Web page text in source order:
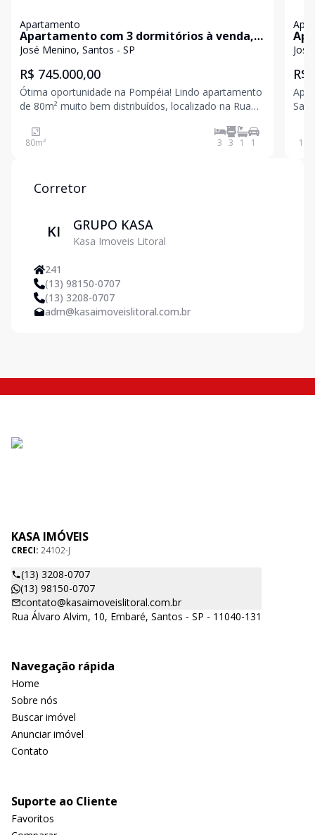
Apartamento
Apartamento com 3 dormitórios à venda,
80 m² por R$ 798.000,00 - José Menino -
José Menino, Santos - SP
R$ 745.000,00
Ótima oportunidade na Pompéia! Lindo apartamento
de 80m² muito bem distribuídos, localizado na Rua
dormitóri
80m² 3 3 1 1
R$
129
Corretor
KI GRUPO KASA
Kasa Imoveis Litoral
241
(13) 98150-0707
(13) 3208-0707
adm@kasaimoveislitoral.com.br
KASA IMÓVEIS
CRECI: 24102-J
(13) 3208-0707
(13) 98150-0707
contato@kasaimoveislitoral.com.br
Rua Álvaro Alvim, 10, Embaré, Santos - SP - 11040-131
Navegação rápida
Home
Sobre nós
Buscar imóvel
Anunciar imóvel
Contato
Suporte ao Cliente
Favoritos